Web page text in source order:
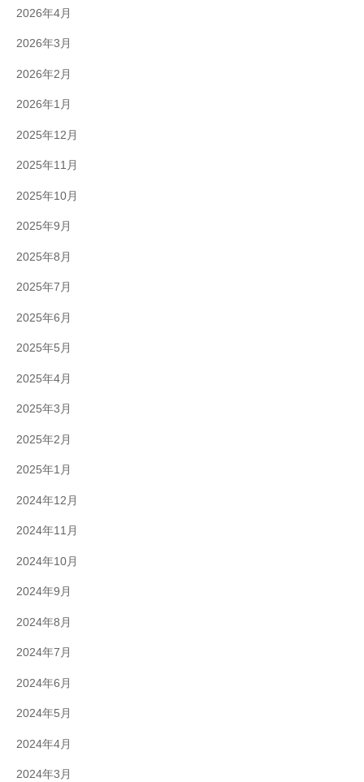
2026年4月
2026年3月
2026年2月
2026年1月
2025年12月
2025年11月
2025年10月
2025年9月
2025年8月
2025年7月
2025年6月
2025年5月
2025年4月
2025年3月
2025年2月
2025年1月
2024年12月
2024年11月
2024年10月
2024年9月
2024年8月
2024年7月
2024年6月
2024年5月
2024年4月
2024年3月